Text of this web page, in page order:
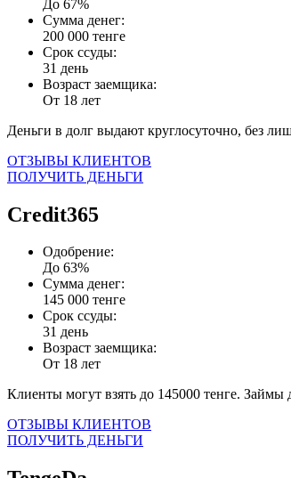
До 67%
Сумма денег:
200 000 тенге
Срок ссуды:
31 день
Возраст заемщика:
От 18 лет
Деньги в долг выдают круглосуточно, без
ОТЗЫВЫ КЛИЕНТОВ
ПОЛУЧИТЬ ДЕНЬГИ
Credit365
Одобрение:
До 63%
Сумма денег:
145 000 тенге
Срок ссуды:
31 день
Возраст заемщика:
От 18 лет
Клиенты могут взять до 145000 тенге.
ОТЗЫВЫ КЛИЕНТОВ
ПОЛУЧИТЬ ДЕНЬГИ